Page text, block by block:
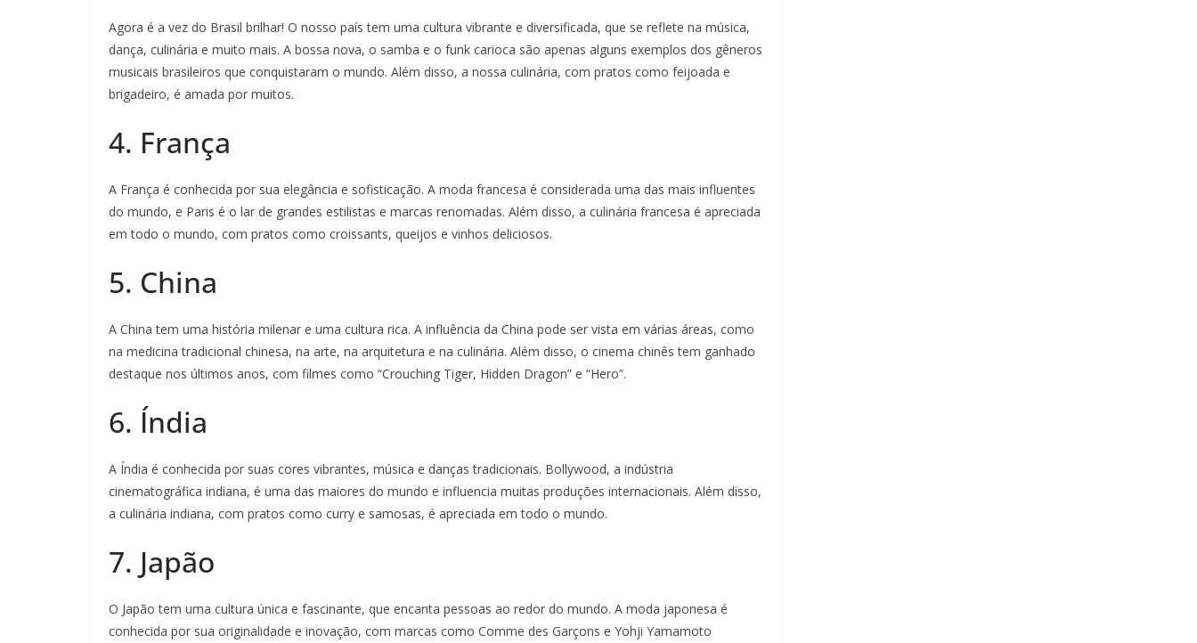
Agora é a vez do Brasil brilhar! O nosso país tem uma cultura vibrante e diversificada, que se reflete na música,
dança, culinária e muito mais. A bossa nova, o samba e o funk carioca são apenas alguns exemplos dos gêneros
musicais brasileiros que conquistaram o mundo. Além disso, a nossa culinária, com pratos como feijoada e
brigadeiro, é amada por muitos.
4. França
A França é conhecida por sua elegância e sofisticação. A moda francesa é considerada uma das mais influentes
do mundo, e Paris é o lar de grandes estilistas e marcas renomadas. Além disso, a culinária francesa é apreciada
em todo o mundo, com pratos como croissants, queijos e vinhos deliciosos.
5. China
A China tem uma história milenar e uma cultura rica. A influência da China pode ser vista em várias áreas, como
na medicina tradicional chinesa, na arte, na arquitetura e na culinária. Além disso, o cinema chinês tem ganhado
destaque nos últimos anos, com filmes como “Crouching Tiger, Hidden Dragon” e “Hero”.
6. Índia
A Índia é conhecida por suas cores vibrantes, música e danças tradicionais. Bollywood, a indústria
cinematográfica indiana, é uma das maiores do mundo e influencia muitas produções internacionais. Além disso,
a culinária indiana, com pratos como curry e samosas, é apreciada em todo o mundo.
7. Japão
O Japão tem uma cultura única e fascinante, que encanta pessoas ao redor do mundo. A moda japonesa é
conhecida por sua originalidade e inovação, com marcas como Comme des Garçons e Yohji Yamamoto